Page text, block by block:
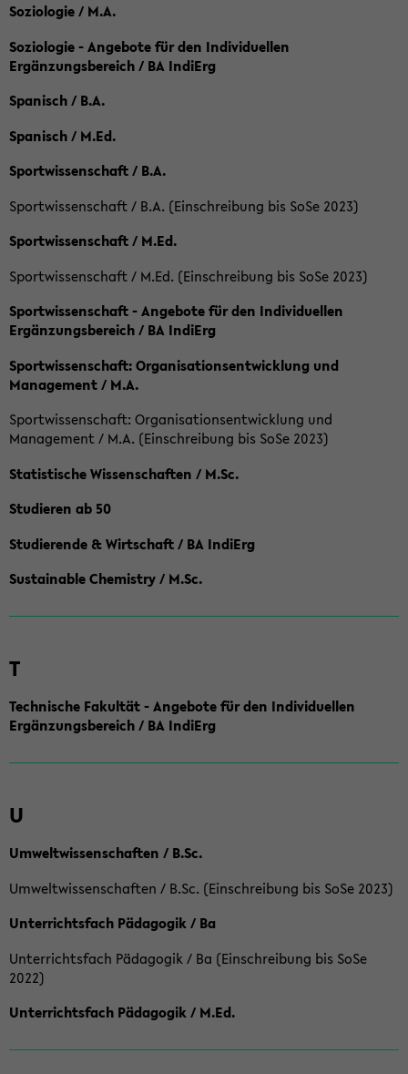
Soziologie / M.A.
Soziologie - Angebote für den Individuellen
Ergänzungsbereich / BA IndiErg
Spanisch / B.A.
Spanisch / M.Ed.
Sportwissenschaft / B.A.
Sportwissenschaft / B.A. (Einschreibung bis SoSe 2023)
Sportwissenschaft / M.Ed.
Sportwissenschaft / M.Ed. (Einschreibung bis SoSe 2023)
Sportwissenschaft - Angebote für den Individuellen
Ergänzungsbereich / BA IndiErg
Sportwissenschaft: Organisationsentwicklung und
Management / M.A.
Sportwissenschaft: Organisationsentwicklung und
Management / M.A. (Einschreibung bis SoSe 2023)
Statistische Wissenschaften / M.Sc.
Studieren ab 50
Studierende & Wirtschaft / BA IndiErg
Sustainable Chemistry / M.Sc.
T
Technische Fakultät - Angebote für den Individuellen
Ergänzungsbereich / BA IndiErg
U
Umweltwissenschaften / B.Sc.
Umweltwissenschaften / B.Sc. (Einschreibung bis SoSe 2023)
Unterrichtsfach Pädagogik / Ba
Unterrichtsfach Pädagogik / Ba (Einschreibung bis SoSe
2022)
Unterrichtsfach Pädagogik / M.Ed.